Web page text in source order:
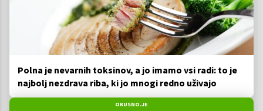
Polna je nevarnih toksinov, a jo imamo vsi radi: to je
najbolj nezdrava riba, ki jo mnogi redno uživajo
OKUSNO.JE